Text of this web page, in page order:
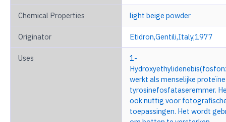
Chemical Properties light beige powder
Originator Etidron,Gentili,Italy,1977
Uses
1-
werkt als menselijke proteïne
tyrosinefosfataseremmer.
ook nuttig voor
toepassingen. Het wordt